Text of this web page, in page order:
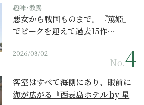
趣味･教養
悪女から戦国ものまで。『篤姫』
でピークを迎えて過去15作…
2026/08/02
No.
客室はすべて海側にあり、眼前に
海が広がる『西表島ホテル by 星